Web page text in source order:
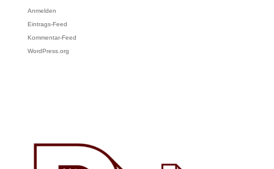
Anmelden
Eintrags-Feed
Kommentar-Feed
WordPress.org